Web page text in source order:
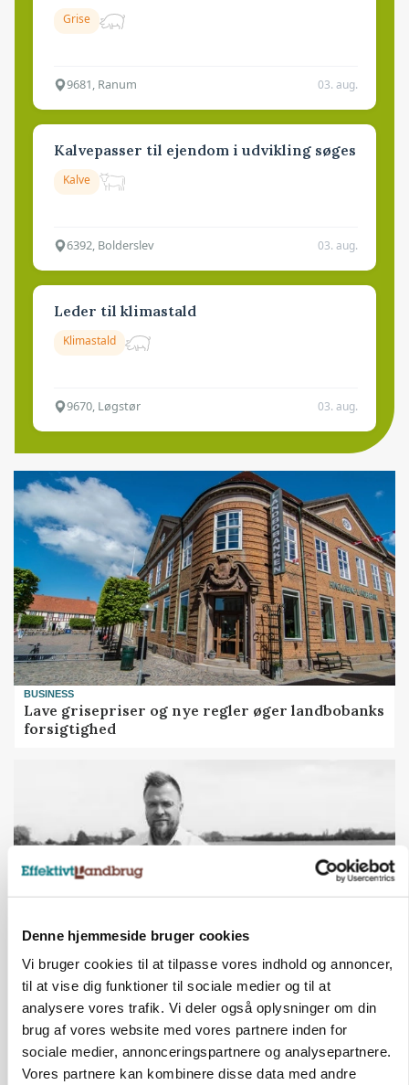
Denne hjemmeside bruger cookies
Vi bruger cookies til at tilpasse vores indhold og annoncer,
til at vise dig funktioner til sociale medier og til at
analysere vores trafik. Vi deler også oplysninger om din
brug af vores website med vores partnere inden for
sociale medier, annonceringspartnere og analysepartnere.
Vores partnere kan kombinere disse data med andre
Grise
9681, Ranum 03. aug.
Kalvepasser til ejendom i udvikling søges
Kalve
6392, Bolderslev 03. aug.
Leder til klimastald
Klimastald
9670, Løgstør 03. aug.
BUSINESS
Lave grisepriser og nye regler øger landbobanks
forsigtighed
LEDER
Det er en uskik at udlægge et røgslør om
økoproduktion
HØST-TOUR